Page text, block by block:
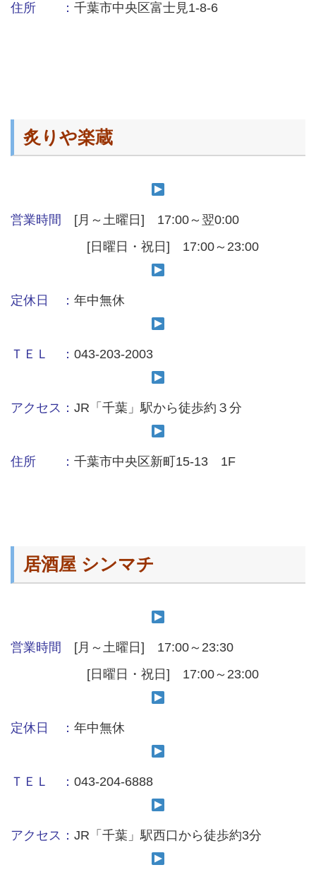
住所 ： 千葉市中央区富士見1-8-6
炙りや楽蔵
営業時間 [月～土曜日] 17:00～翌0:00
[日曜日・祝日] 17:00～23:00
定休日 ： 年中無休
ＴＥＬ ： 043-203-2003
アクセス： JR「千葉」駅から徒歩約３分
住所 ： 千葉市中央区新町15-13 1F
居酒屋 シンマチ
営業時間 [月～土曜日] 17:00～23:30
[日曜日・祝日] 17:00～23:00
定休日 ： 年中無休
ＴＥＬ ： 043-204-6888
アクセス： JR「千葉」駅西口から徒歩約3分